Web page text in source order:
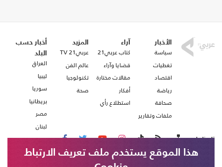
الأخبار
سياسة
تغطيات
اقتصاد
رياضة
صحافة
ملفات وتقارير
آراء
كتاب عربي21
قضايا وآراء
مقالات مختارة
أفكار
استطلاع رأي
المزيد
عربي21 TV
عالم الفن
تكنولوجيا
صحة
أخبار حسب
البلد
العراق
ليبيا
سوريا
بريطانيا
مصر
لبنان
تابعنا على
هذا الموقع يستخدم ملف تعريف الارتباط